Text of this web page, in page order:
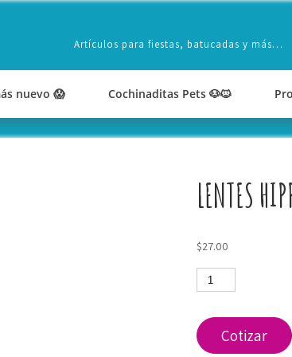
Artículos para fiestas, batucadas y más…
nuevo 😱 Cochinaditas Pets 🐶🐱
LENTES
$27.00
Lentes
Hippie
gde
cantidadCotizar